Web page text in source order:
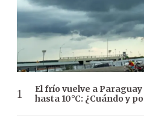
El frío vuelve a
hasta 10°C: ¿Cuándo y